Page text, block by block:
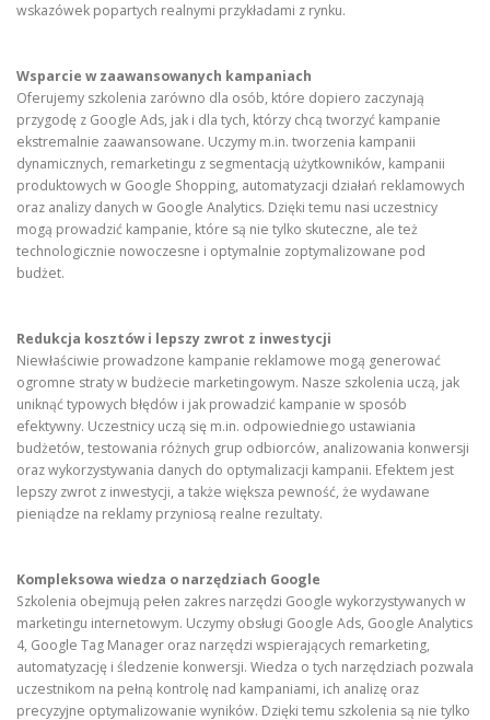
wskazówek popartych realnymi przykładami z rynku.
Wsparcie w zaawansowanych kampaniach
Oferujemy szkolenia zarówno dla osób, które dopiero zaczynają
przygodę z Google Ads, jak i dla tych, którzy chcą tworzyć kampanie
ekstremalnie zaawansowane. Uczymy m.in. tworzenia kampanii
dynamicznych, remarketingu z segmentacją użytkowników, kampanii
produktowych w Google Shopping, automatyzacji działań reklamowych
oraz analizy danych w Google Analytics. Dzięki temu nasi uczestnicy
mogą prowadzić kampanie, które są nie tylko skuteczne, ale też
technologicznie nowoczesne i optymalnie zoptymalizowane pod
budżet.
Redukcja kosztów i lepszy zwrot z inwestycji
Niewłaściwie prowadzone kampanie reklamowe mogą generować
ogromne straty w budżecie marketingowym. Nasze szkolenia uczą, jak
uniknąć typowych błędów i jak prowadzić kampanie w sposób
efektywny. Uczestnicy uczą się m.in. odpowiedniego ustawiania
budżetów, testowania różnych grup odbiorców, analizowania konwersji
oraz wykorzystywania danych do optymalizacji kampanii. Efektem jest
lepszy zwrot z inwestycji, a także większa pewność, że wydawane
pieniądze na reklamy przyniosą realne rezultaty.
Kompleksowa wiedza o narzędziach Google
Szkolenia obejmują pełen zakres narzędzi Google wykorzystywanych w
marketingu internetowym. Uczymy obsługi Google Ads, Google Analytics
4, Google Tag Manager oraz narzędzi wspierających remarketing,
automatyzację i śledzenie konwersji. Wiedza o tych narzędziach pozwala
uczestnikom na pełną kontrolę nad kampaniami, ich analizę oraz
precyzyjne optymalizowanie wyników. Dzięki temu szkolenia są nie tylko